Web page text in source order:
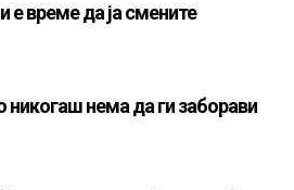
е време да ја смените
никогаш нема да ги заборави